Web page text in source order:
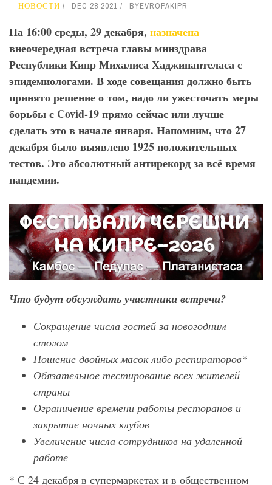
НОВОСТИ DEC 28 2021 BYEVROPAKIPR
На 16:00 среды, 29 декабря, назначена
внеочередная встреча главы минздрава
Республики Кипр Михалиса Хаджипантеласа с
эпидемиологами. В ходе совещания должно быть
принято решение о том, надо ли ужесточать меры
борьбы с Covid-19 прямо сейчас или лучше
сделать это в начале января. Напомним, что 27
декабря было выявлено 1925 положительных
тестов. Это абсолютный антирекорд за всё время
пандемии.
Что будут обсуждать участники встречи?
Сокращение числа гостей за новогодним
столом
Ношение двойных масок либо респираторов*
Обязательное тестирование всех жителей
страны
Ограничение времени работы ресторанов и
закрытие ночных клубов
Увеличение числа сотрудников на удаленной
работе
* С 24 декабря в супермаркетах и ​​в общественном